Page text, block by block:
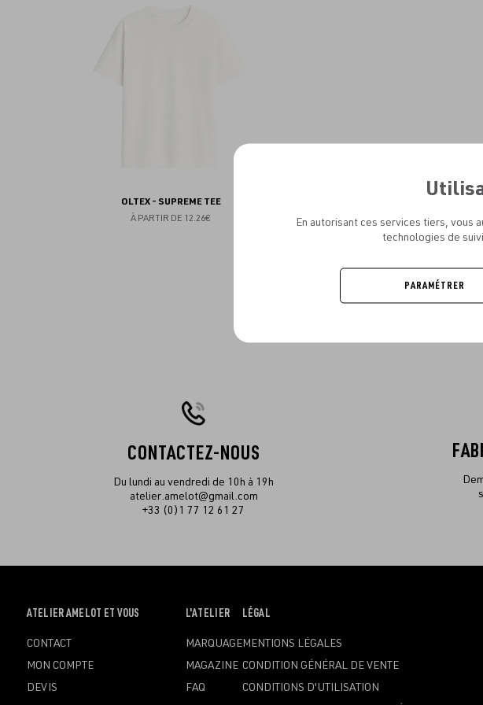
OLTEX - SUPREME TEE
À PARTIR DE 12.26€
CONTACTEZ-NOUS
Du lundi au vendredi de 10h à 19h
atelier.amelot@gmail.com
+33 (0)1 77 12 61 27
OUVRIR
MENU
ATELIER AMELOT ET VOUS
CONTACT
MON COMPTE
DEVIS
OUVRIR
MENU
L'ATELIER
MARQUAGE
MAGAZINE
FAQ
OUVRIR
MENU
LÉGAL
MENTIONS LÉGALES
CONDITION GÉNÉRAL DE VENTE
CONDITIONS D'UTILISATION
En autorisant ces services tiers,
technologies de
PARAMÉTRER